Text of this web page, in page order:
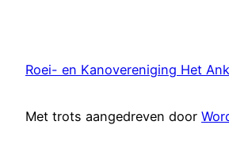
Roei- en Kanovereniging Het
Met trots aangedreven door